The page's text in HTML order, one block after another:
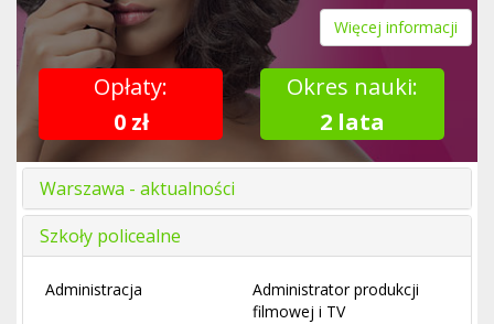
Więcej informacji
Opłaty:
0 zł
Okres nauki:
2 lata
Warszawa - aktualności
Szkoły policealne
Administracja
Administrator produkcji
filmowej i TV